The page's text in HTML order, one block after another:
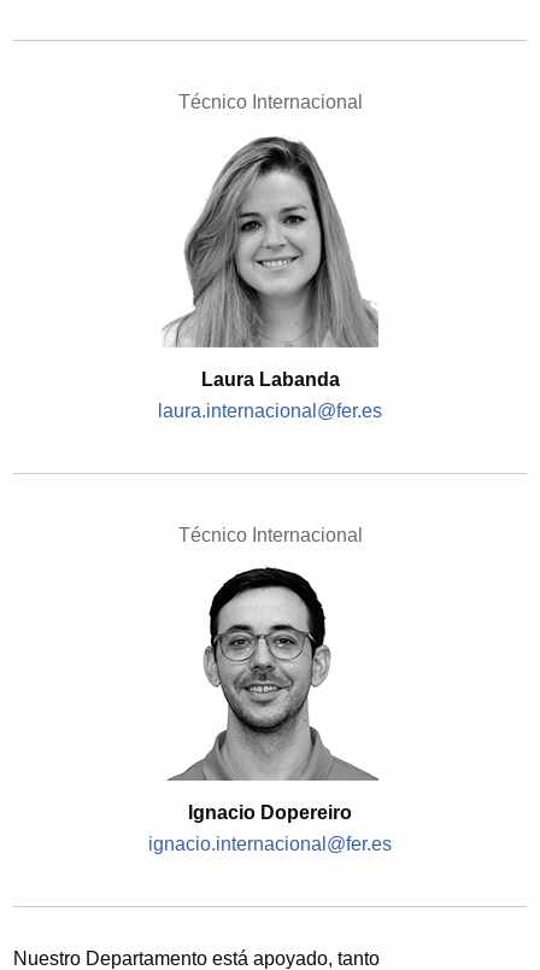
Técnico Internacional
Laura Labanda
laura.internacional@fer.es
Técnico Internacional
Ignacio Dopereiro
ignacio.internacional@fer.es
Nuestro Departamento está apoyado, tanto